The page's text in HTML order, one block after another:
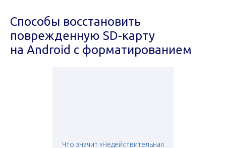
Способы восстановить
поврежденную SD-карту
на Android с форматированием
Что значит «Недействительная